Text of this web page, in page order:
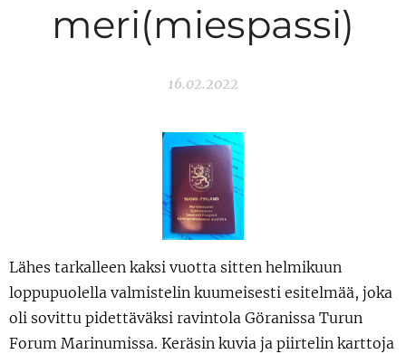
meri(miespassi)
16.02.2022
Lähes tarkalleen kaksi vuotta sitten helmikuun
loppupuolella valmistelin kuumeisesti esitelmää, joka
oli sovittu pidettäväksi ravintola Göranissa Turun
Forum Marinumissa. Keräsin kuvia ja piirtelin karttoja